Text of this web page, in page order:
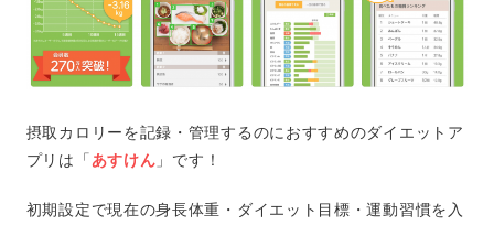
摂取カロリーを記録・管理するのにおすすめのダイエットア
プリは「 あすけん 」です！
初期設定で現在の身長体重・ダイエット目標・運動習慣を入